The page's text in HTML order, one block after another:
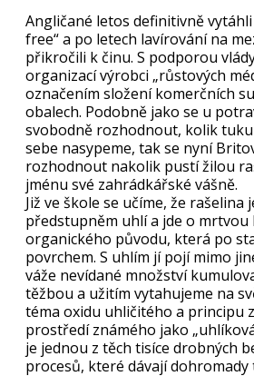
Angličané letos definitivně
free“ a po letech lavírování na
přikročili k činu. S podporou
organizací výrobci „růstových
označením složení komerčních
obalech. Podobně jako se u
svobodně rozhodnout, kolik
sebe nasypeme, tak se nyní
rozhodnout nakolik pustí žilou
jménu své zahrádkářské vášně.
Již ve škole se učíme, že rašelina
předstupněm uhlí a jde o mrtvou
organického původu, která po
povrchem. S uhlím jí pojí mimo
váže nevídané množství
těžbou a užitím vytahujeme na
téma oxidu uhličitého a principu
prostředí známého jako
je jednou z těch tisíce drobných
procesů, které dávají dohromady